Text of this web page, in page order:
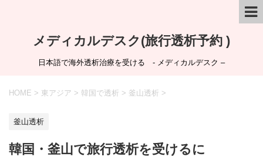
メディカルデスク(旅行透析予約 )
日本語で海外透析治療を受ける - メディカルデスク –
HOME > 東アジア > 韓国で透析 > 釜山透析 >
釜山透析
韓国・釜山で旅行透析を受けるに